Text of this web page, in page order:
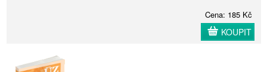
Cena: 185 Kč
KOUPIT